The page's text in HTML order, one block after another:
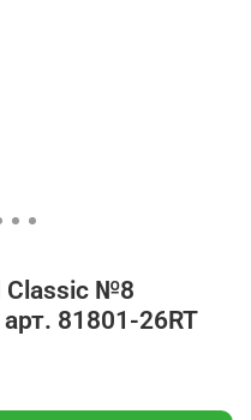
Classic №8
81801-26RT